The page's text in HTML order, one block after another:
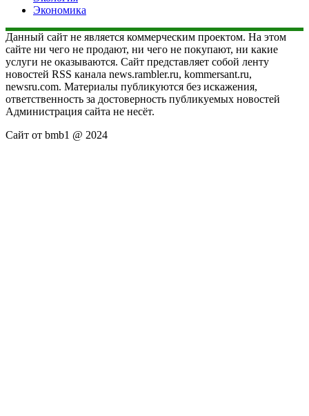
Экономика
Данный сайт не является коммерческим проектом. На этом
сайте ни чего не продают, ни чего не покупают, ни какие
услуги не оказываются. Сайт представляет собой ленту
новостей RSS канала news.rambler.ru, kommersant.ru,
newsru.com. Материалы публикуются без искажения,
ответственность за достоверность публикуемых новостей
Администрация сайта не несёт.
Сайт от bmb1 @ 2024